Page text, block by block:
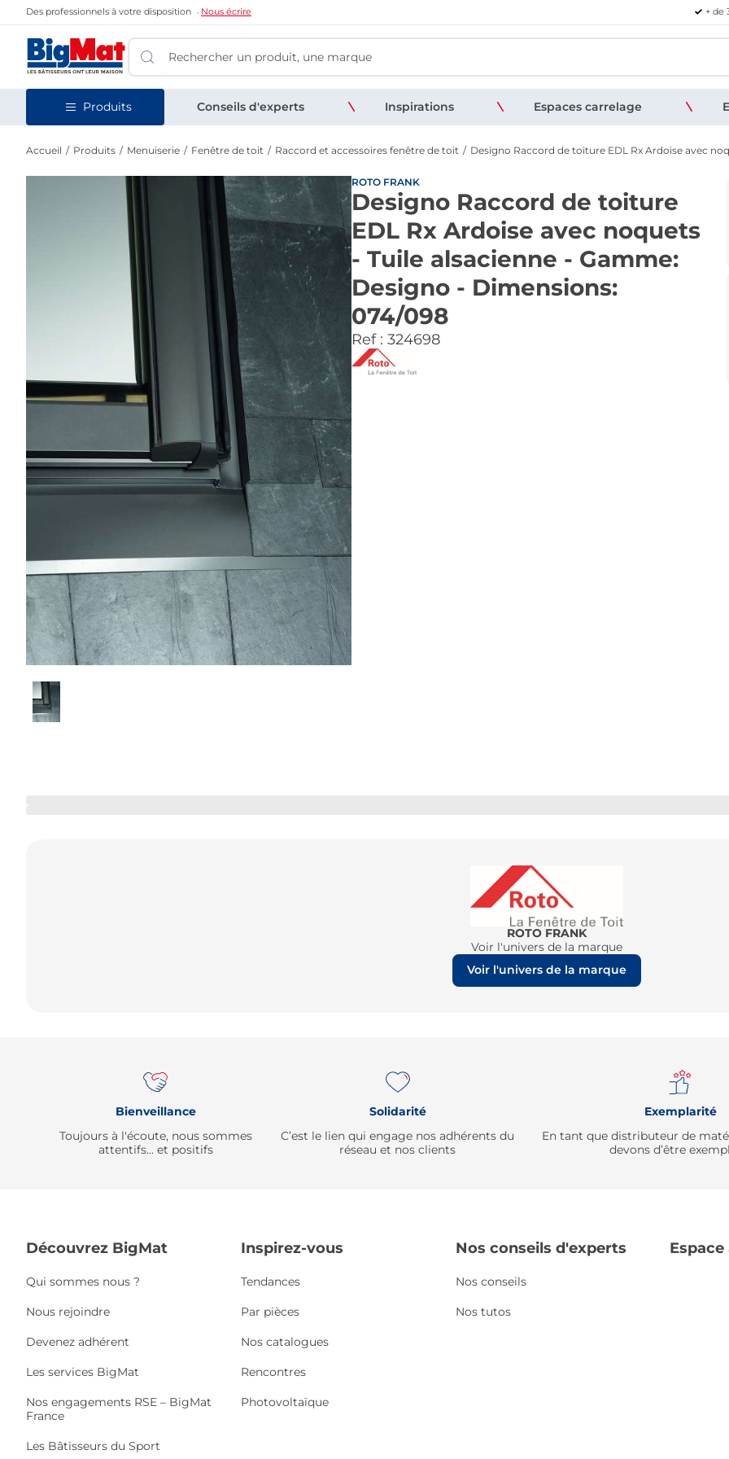
Des professionnels à votre disposition Nous écrire + de
Produits Conseils d'experts Inspirations Espaces carrelage
Accueil Produits Menuiserie Fenêtre de toit Raccord et accessoires fenêtre de toit Designo Raccord de toiture EDL Rx Ardoise avec
ROTO FRANK
Designo Raccord de toiture
EDL Rx Ardoise avec noquets
- Tuile alsacienne - Gamme:
Designo - Dimensions:
074/098
Ref : 324698
ROTO FRANK
Voir l'univers de la marque
Voir l'univers de la marque
Bienveillance
Toujours à l'écoute, nous sommes
attentifs… et positifs
Solidarité
C’est le lien qui engage nos adhérents du
réseau et nos clients
Exemplarité
En tant que distributeur de
devons d’être
Découvrez BigMat
Qui sommes nous ?
Nous rejoindre
Devenez adhérent
Les services BigMat
Nos engagements RSE – BigMat
France
Les Bâtisseurs du Sport
Inspirez-vous
Tendances
Par pièces
Nos catalogues
Rencontres
Photovoltaïque
Nos conseils d'experts
Nos conseils
Nos tutos